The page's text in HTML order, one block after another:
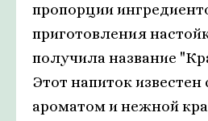
пропорции
приготовления
получила название
Этот напиток
ароматом и нежной